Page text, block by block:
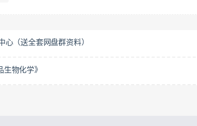
心（送全套网盘群资料）
生物化学》